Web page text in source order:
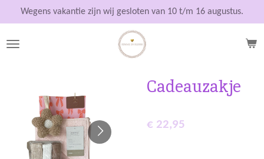
direct
naar
Wegens vakantie zijn wij gesloten van 10 t/m 16 augustus.
Cadeauzakje
€ 22,95